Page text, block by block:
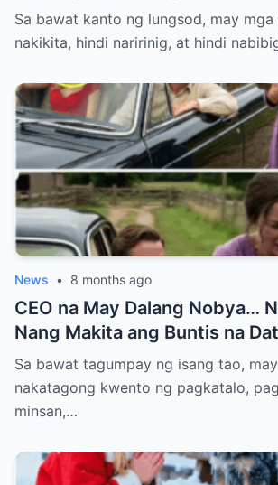
— Hanggang Sa May
Bilyonaryo
Sa bawat kanto ng lungsod, may
nakikita, hindi naririnig, at hindi
News • 8 months ago
CEO na May Dalang Nobya…
Nang Makita ang Buntis na
At ang Lihim na
Sa bawat tagumpay ng isang tao,
nakatagong kwento ng pagkatalo,
minsan,…